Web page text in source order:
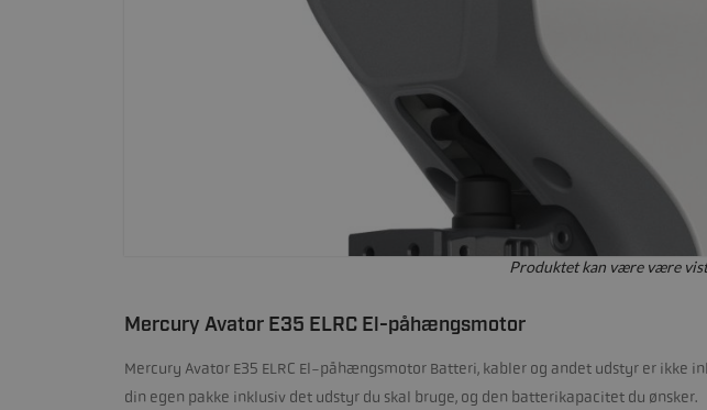
Produktet kan være være
Mercury Avator E35 ELRC El-påhængsmotor
Mercury Avator E35 ELRC El-påhængsmotor Batteri, kabler og andet udstyr er ikke
din egen pakke inklusiv det udstyr du skal bruge, og den batterikapacitet du ønsker.